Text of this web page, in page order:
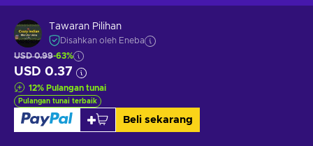
Tawaran Pilihan
Disahkan oleh Eneba
USD 0.99-63%
USD 0.37
12% Pulangan tunai
Pulangan tunai terbaik
Beli sekarang